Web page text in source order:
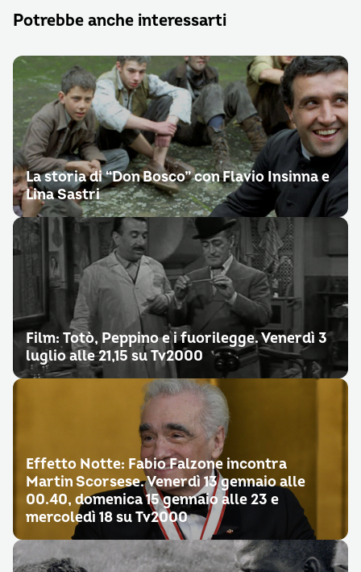
Potrebbe anche interessarti
La storia di “Don Bosco” con Flavio Insinna e
Lina Sastri
Film: Totò, Peppino e i fuorilegge. Venerdì 3
luglio alle 21,15 su Tv2000
Effetto Notte: Fabio Falzone incontra
Martin Scorsese. Venerdì 13 gennaio alle
00.40, domenica 15 gennaio alle 23 e
mercoledì 18 su Tv2000